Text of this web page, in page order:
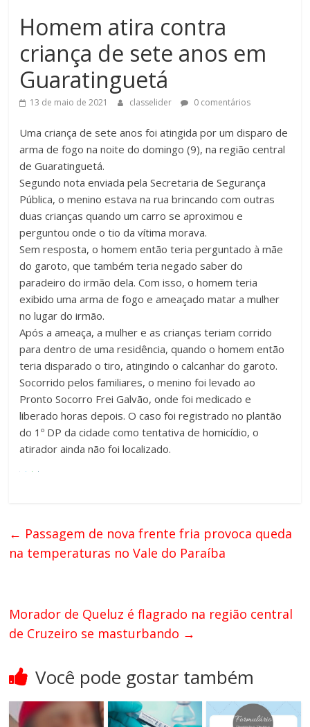
Homem atira contra
criança de sete anos em
Guaratinguetá
13 de maio de 2021 classelider 0 comentários
Uma criança de sete anos foi atingida por um disparo de
arma de fogo na noite do domingo (9), na região central
de Guaratinguetá.
Segundo nota enviada pela Secretaria de Segurança
Pública, o menino estava na rua brincando com outras
duas crianças quando um carro se aproximou e
perguntou onde o tio da vítima morava.
Sem resposta, o homem então teria perguntado à mãe
do garoto, que também teria negado saber do
paradeiro do irmão dela. Com isso, o homem teria
exibido uma arma de fogo e ameaçado matar a mulher
no lugar do irmão.
Após a ameaça, a mulher e as crianças teriam corrido
para dentro de uma residência, quando o homem então
teria disparado o tiro, atingindo o calcanhar do garoto.
Socorrido pelos familiares, o menino foi levado ao
Pronto Socorro Frei Galvão, onde foi medicado e
liberado horas depois. O caso foi registrado no plantão
do 1º DP da cidade como tentativa de homicídio, o
atirador ainda não foi localizado.
← Passagem de nova frente fria provoca queda
na temperaturas no Vale do Paraíba
Morador de Queluz é flagrado na região central
de Cruzeiro se masturbando →
Você pode gostar também